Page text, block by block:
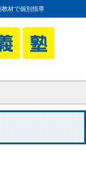
材で個別指導